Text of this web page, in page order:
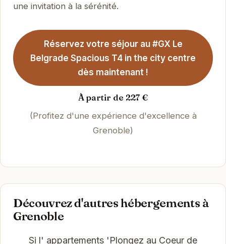
une invitation à la sérénité.
Réservez votre séjour au #GX Le
Belgrade Spacious T4 in the city centre
dès maintenant !
À partir de 227 €
(Profitez d'une expérience d'excellence à
Grenoble)
Découvrez d'autres hébergements à
Grenoble
Si l' appartements 'Plongez au Coeur de